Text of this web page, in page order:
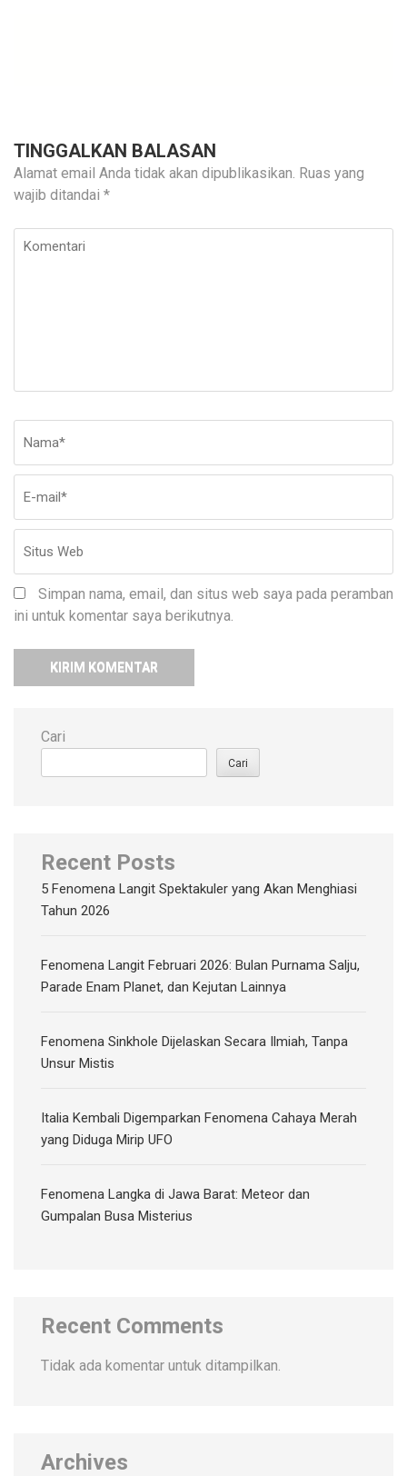
TINGGALKAN BALASAN
Alamat email Anda tidak akan dipublikasikan. Ruas yang
wajib ditandai *
Komentari
Simpan nama, email, dan situs web saya pada peramban
ini untuk komentar saya berikutnya.
Cari
Cari
Recent Posts
5 Fenomena Langit Spektakuler yang Akan Menghiasi
Tahun 2026
Fenomena Langit Februari 2026: Bulan Purnama Salju,
Parade Enam Planet, dan Kejutan Lainnya
Fenomena Sinkhole Dijelaskan Secara Ilmiah, Tanpa
Unsur Mistis
Italia Kembali Digemparkan Fenomena Cahaya Merah
yang Diduga Mirip UFO
Fenomena Langka di Jawa Barat: Meteor dan
Gumpalan Busa Misterius
Recent Comments
Tidak ada komentar untuk ditampilkan.
Archives